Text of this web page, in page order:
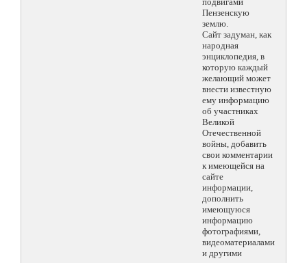
Пензенскую
землю.
Сайт задуман, как
народная
энциклопедия, в
которую каждый
желающий может
внести известную
ему информацию
об участниках
Великой
Отечественной
войны, добавить
свои комментарии
к имеющейся на
сайте
информации,
дополнить
имеющуюся
информацию
фотографиями,
видеоматериалами
и другими